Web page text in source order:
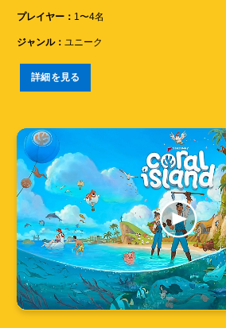
プレイヤー： 1〜4名
ジャンル： ユニーク
詳細を見る